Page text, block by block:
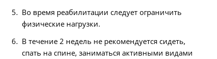
Во время реабилитации следует ограничить
физические нагрузки.
В течение 2 недель не рекомендуется сидеть,
спать на спине, заниматься активными видами